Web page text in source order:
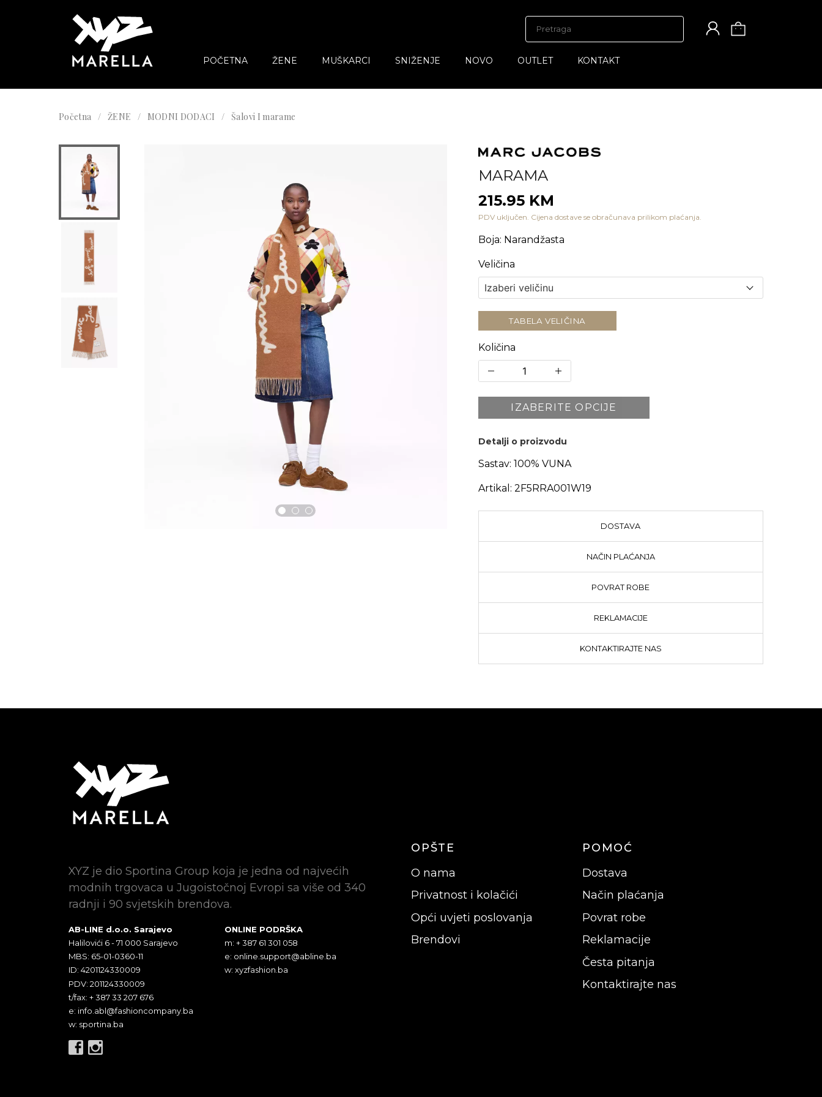
POČETNA ŽENE MUŠKARCI SNIŽENJE NOVO OUTLET KONTAKT
Početna ŽENE MODNI DODACI Šalovi I marame
MARAMA
215.95 KM
PDV uključen. Cijena dostave se obračunava prilikom plaćanja.
Boja: Narandžasta
Veličina
TABELA VELIČINA
Količina
IZABERITE OPCIJE
Detalji o proizvodu
Sastav: 100% VUNA
Artikal: 2F5RRA001W19
DOSTAVA
NAČIN PLAĆANJA
POVRAT ROBE
REKLAMACIJE
KONTAKTIRAJTE NAS
XYZ je dio Sportina Group koja je jedna od najvećih
modnih trgovaca u Jugoistočnoj Evropi sa više od 340
radnji i 90 svjetskih brendova.
AB-LINE d.o.o. Sarajevo
Halilovići 6 - 71 000 Sarajevo
MBS: 65-01-0360-11
ID: 4201124330009
PDV: 201124330009
t/fax: + 387 33 207 676
e: info.abl@fashioncompany.ba
w: sportina.ba
ONLINE PODRŠKA
m: + 387 61 301 058
e: online.support@abline.ba
w: xyzfashion.ba
OPŠTE
O nama
Privatnost i kolačići
Opći uvjeti poslovanja
Brendovi
POMOĆ
Dostava
Način plaćanja
Povrat robe
Reklamacije
Česta pitanja
Kontaktirajte nas